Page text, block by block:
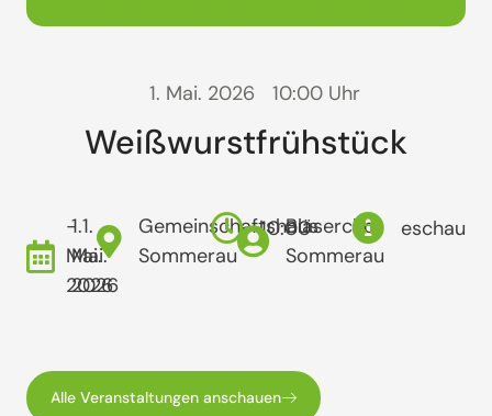
1. Mai. 2026 10:00 Uhr
Weißwurstfrühstück
1.
Mai.
2026
- 1.
Mai.
2026
Gemeinschaftshaus
Sommerau
10:00Bläserchor
Sommerau
eschau
Alle Veranstaltungen anschauen